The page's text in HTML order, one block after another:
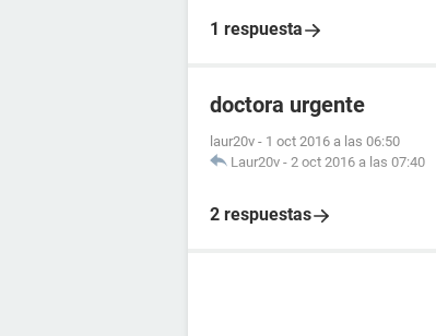
1 respuesta
doctora urgente
laur20v - 1 oct 2016 a las 06:50
Laur20v - 2 oct 2016 a las 07:40
2 respuestas